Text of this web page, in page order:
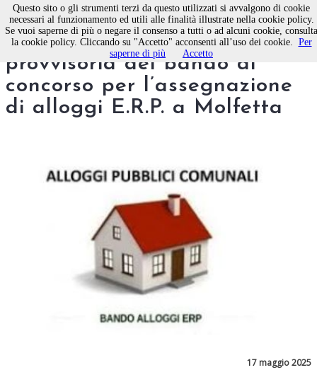
Pubblicazione graduatoria
provvisoria del bando di
concorso per l’assegnazione
di alloggi E.R.P. a Molfetta
17 maggio 2025
Questo sito o gli strumenti terzi da questo utilizzati si avvalgono di cookie
necessari al funzionamento ed utili alle finalità illustrate nella cookie policy.
Se vuoi saperne di più o negare il consenso a tutti o ad alcuni cookie, consulta
la cookie policy. Cliccando su "Accetto" acconsenti all’uso dei cookie. Per
saperne di più
Accetto